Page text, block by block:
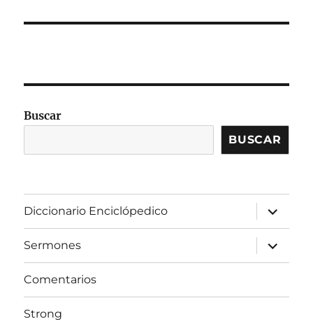
Buscar
BUSCAR
Diccionario Enciclópedico
expandir
el
menú
inferior
Sermones
expandir
el
menú
Comentarios
Strong